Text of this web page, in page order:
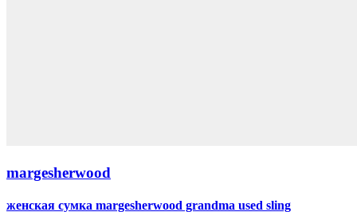
margesherwood
женская сумка margesherwood grandma used sling